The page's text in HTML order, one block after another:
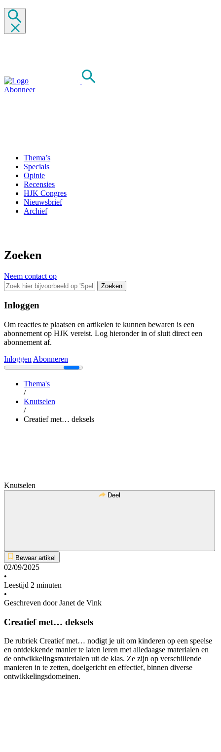
Abonneer
Thema’s
Specials
Opinie
Recensies
HJK Congres
Nieuwsbrief
Archief
Zoeken
Neem contact op
Zoeken
Inloggen
Om reacties te plaatsen en artikelen te kunnen bewaren is een
abonnement op HJK vereist. Log hieronder in of sluit direct een
abonnement af.
Inloggen Abonneren
Thema's
/
Knutselen
/
Creatief met… deksels
Knutselen
Deel
Bewaar artikel
02/09/2025
•
Leestijd 2 minuten
•
Geschreven door Janet de Vink
Creatief met… deksels
De rubriek Creatief met… nodigt je uit om kinderen op een speelse
en ontdekkende manier te laten leren met alledaagse materialen en
de ontwikkelingsmaterialen uit de klas. Ze zijn op verschillende
manieren in te zetten, doelgericht en effectief, binnen diverse
ontwikkelingsdomeinen.